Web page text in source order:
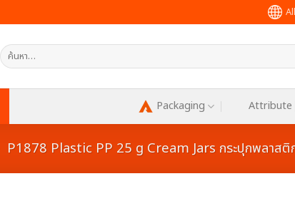
ค้นหา:
Packaging Attribute
P1878 Plastic PP 25 g Cream Jars กระปุกพลาส